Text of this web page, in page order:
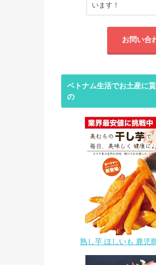
います！
お問い合
ベトナム生活でお土産に
の
熟し芋 ほしいも 鹿児